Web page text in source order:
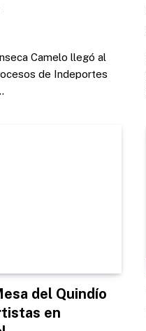
Camelo llegó al
de Indeportes
del Quindío
en